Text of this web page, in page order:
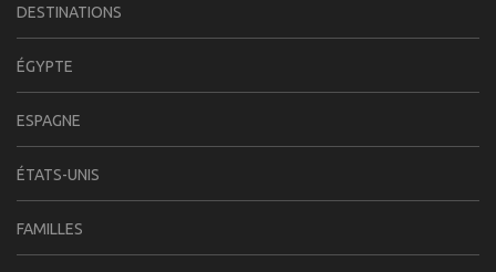
DESTINATIONS
ÉGYPTE
ESPAGNE
ÉTATS-UNIS
FAMILLES